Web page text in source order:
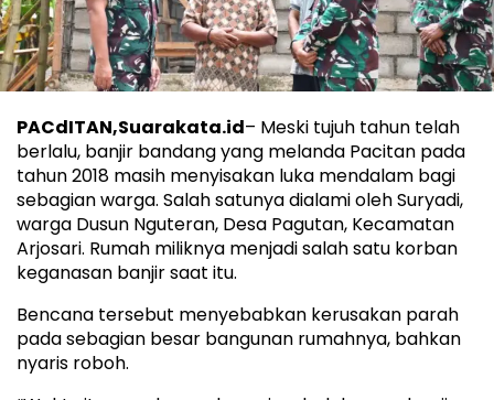
PACdITAN,Suarakata.id– Meski tujuh tahun telah
berlalu, banjir bandang yang melanda Pacitan pada
tahun 2018 masih menyisakan luka mendalam bagi
sebagian warga. Salah satunya dialami oleh Suryadi,
warga Dusun Nguteran, Desa Pagutan, Kecamatan
Arjosari. Rumah miliknya menjadi salah satu korban
keganasan banjir saat itu.
Bencana tersebut menyebabkan kerusakan parah
pada sebagian besar bangunan rumahnya, bahkan
nyaris roboh.